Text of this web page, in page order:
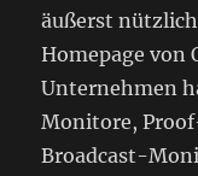
äußerst
Homepage von
Unternehmen
Monitore,
Broadcast-